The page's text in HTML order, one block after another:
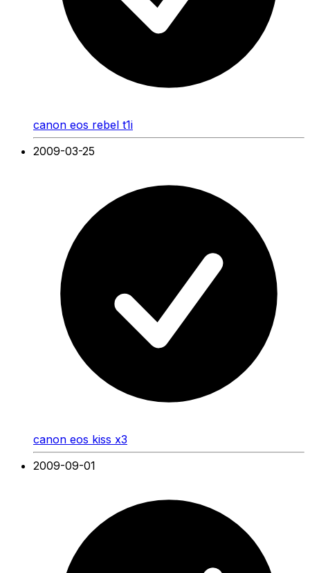
canon eos rebel t1i
2009-03-25
canon eos kiss x3
2009-09-01